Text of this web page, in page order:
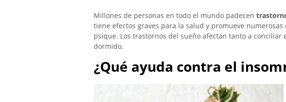
Millones de personas en todo el mundo padecen
tiene efectos graves para la salud y promueve
psique. Los trastornos del sueño afectan tanto a conciliar
dormido.
¿Qué ayuda contra el